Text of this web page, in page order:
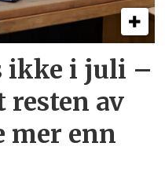
ikke i juli –
av
mer enn